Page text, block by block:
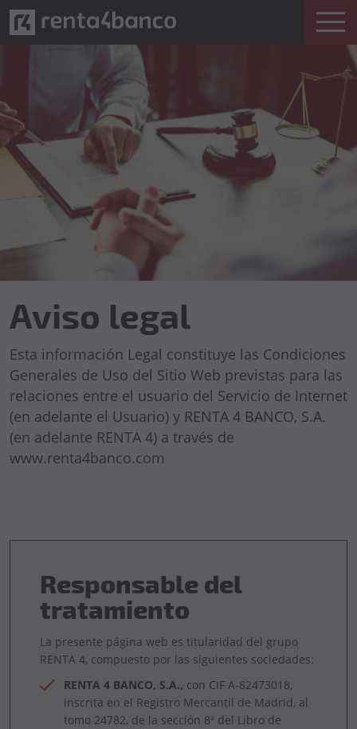
Aviso legal
Esta información Legal constituye las Condiciones
Generales de Uso del Sitio Web previstas para las
relaciones entre el usuario del Servicio de Internet
(en adelante el Usuario) y RENTA 4 BANCO, S.A.
(en adelante RENTA 4) a través de
www.renta4banco.com
Responsable del
tratamiento
La presente página web es titularidad del grupo
RENTA 4, compuesto por las siguientes sociedades:
RENTA 4 BANCO, S.A., con CIF A-82473018,
inscrita en el Registro Mercantil de Madrid, al
tomo 24782, de la sección 8ª del Libro de